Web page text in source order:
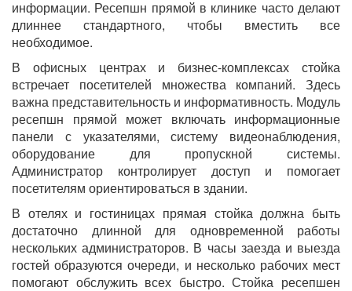
информации. Ресепшн прямой в клинике часто делают
длиннее стандартного, чтобы вместить все
необходимое.
В офисных центрах и бизнес-комплексах стойка
встречает посетителей множества компаний. Здесь
важна представительность и информативность. Модуль
ресепшн прямой может включать информационные
панели с указателями, систему видеонаблюдения,
оборудование для пропускной системы.
Администратор контролирует доступ и помогает
посетителям ориентироваться в здании.
В отелях и гостиницах прямая стойка должна быть
достаточно длинной для одновременной работы
нескольких администраторов. В часы заезда и выезда
гостей образуются очереди, и несколько рабочих мест
помогают обслужить всех быстро. Стойка ресепшен